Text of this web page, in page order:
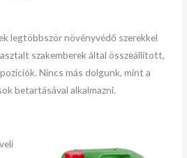
legtöbbször növényvédő szerekkel
szakemberek által összeállított,
Nincs más dolgunk, mint a
betartásával alkalmazni.